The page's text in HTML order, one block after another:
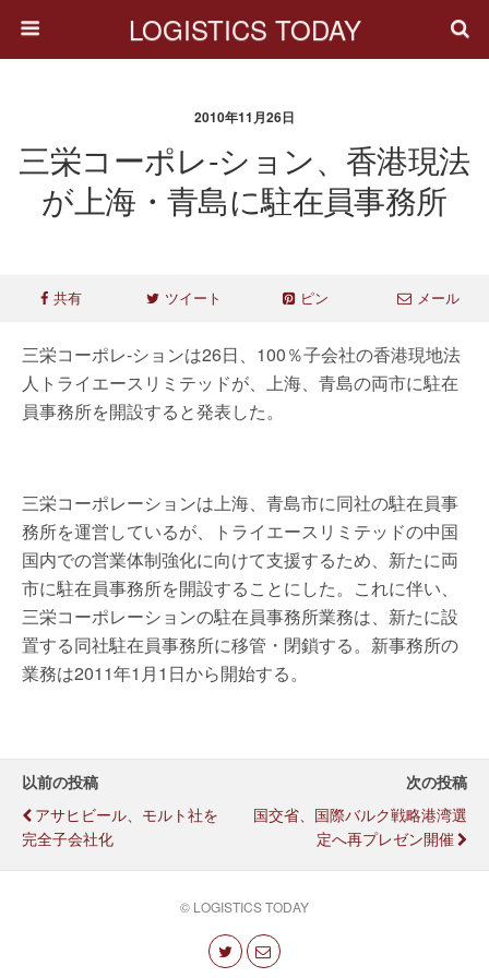
LOGISTICS TODAY
2010年11月26日
三栄コーポレ-ション、香港現法
が上海・青島に駐在員事務所
共有 ツイート ピン メール
三栄コーポレ-ションは26日、100％子会社の香港現地法
人トライエースリミテッドが、上海、青島の両市に駐在
員事務所を開設すると発表した。
三栄コーポレーションは上海、青島市に同社の駐在員事
務所を運営しているが、トライエースリミテッドの中国
国内での営業体制強化に向けて支援するため、新たに両
市に駐在員事務所を開設することにした。これに伴い、
三栄コーポレーションの駐在員事務所業務は、新たに設
置する同社駐在員事務所に移管・閉鎖する。新事務所の
業務は2011年1月1日から開始する。
以前の投稿
アサヒビール、モルト社を
完全子会社化
次の投稿
国交省、国際バルク戦略港湾選
定へ再プレゼン開催
© LOGISTICS TODAY